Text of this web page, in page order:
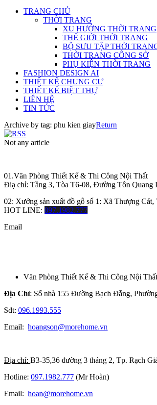
TRANG CHỦ
THỜI TRANG
XU HƯỚNG THỜI TRANG
THẾ GIỚI THỜI TRANG
BỘ SƯU TẬP THỜI
THỜI TRANG CÔNG SỞ
PHỤ KIỆN THỜI TRANG
FASHION DESIGN AI
THIẾT KẾ CHUNG CƯ
THIẾT KẾ BIỆT THỰ
LIÊN HỆ
TIN TỨC
Archive by tag: phu kien giayReturn
Not any article
01.Văn Phòng Thiết Kế & Thi Công Nội Thất
Điạ chỉ: Tầng 3, Tòa T6-08, Đường Tôn Quang
02: Xưởng sản xuất đồ gỗ số 1: Xã Thượng
HOT LINE: 097.1982.777
Email
Văn Phòng Thiết Kế & Thi Công Nội Thất
Địa Chỉ: Số nhà 155 Đường Bạch Đằng,
Sđt: 096.1993.555
Email: hoangson@morehome.vn
Địa chỉ: B3-35,36 đường 3 tháng 2, Tp. Rạch
Hotline: 097.1982.777 (Mr Hoàn)
Email: hoan@morehome.vn